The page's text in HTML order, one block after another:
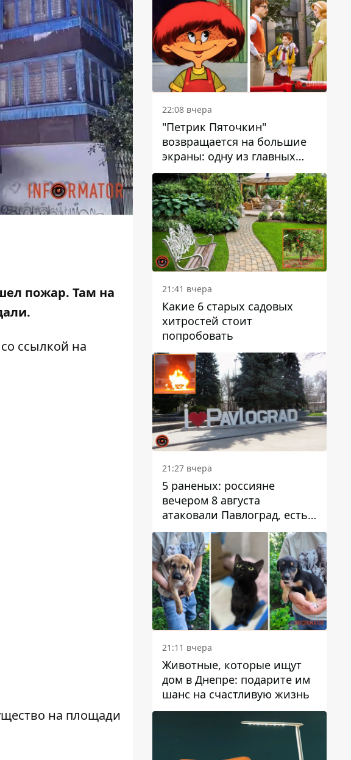
пожар. Там на
ссылкой на
на площади
22:08 вчера
"Петрик Пяточкин"
возвращается на большие
экраны: одну из главных
ролей сыграет 9-летний
днепрянин Александр
Войтеховский
21:41 вчера
Какие 6 старых садовых
хитростей стоит
попробовать
21:27 вчера
5 раненых: россияне
вечером 8 августа
атаковали Павлоград, есть
возгорание
21:11 вчера
Животные, которые ищут
дом в Днепре: подарите им
шанс на счастливую жизнь